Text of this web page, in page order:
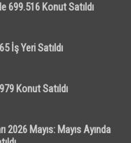
699.516 Konut Satıldı
İş Yeri Satıldı
Konut Satıldı
2026 Mayıs: Mayıs Ayında